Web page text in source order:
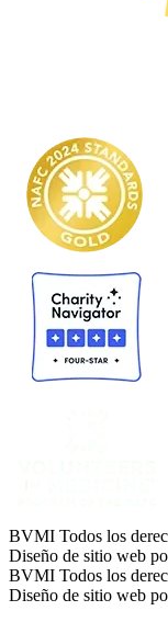
BVMI Todos los
Diseño de sitio web
BVMI Todos los
Diseño de sitio web